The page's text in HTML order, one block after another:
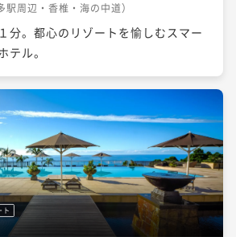
周辺・香椎・海の中道）
分。都心のリゾートを愉しむスマー
テル。
ト